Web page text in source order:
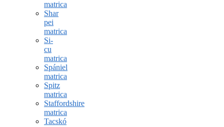
matrica
Shar
pei
matrica
Si-
cu
matrica
Spániel
matrica
Spitz
matrica
Staffordshire
matrica
Tacskó